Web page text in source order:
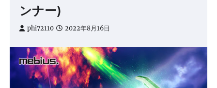
ンナー)
phi72110 2022年8月16日